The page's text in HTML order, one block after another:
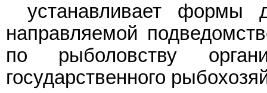
устанавливает формы
направляемой
по рыболовству
государственного